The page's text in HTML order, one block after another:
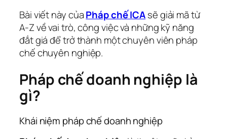
Bài viết này củaPháp chế ICAsẽ giải mã từ
A-Z về vai trò, công việc và những kỹ năng
đắt giá để trở thành một chuyên viên pháp
chế chuyên nghiệp.
Pháp chế doanh nghiệp là
gì?
Khái niệm pháp chế doanh nghiệp